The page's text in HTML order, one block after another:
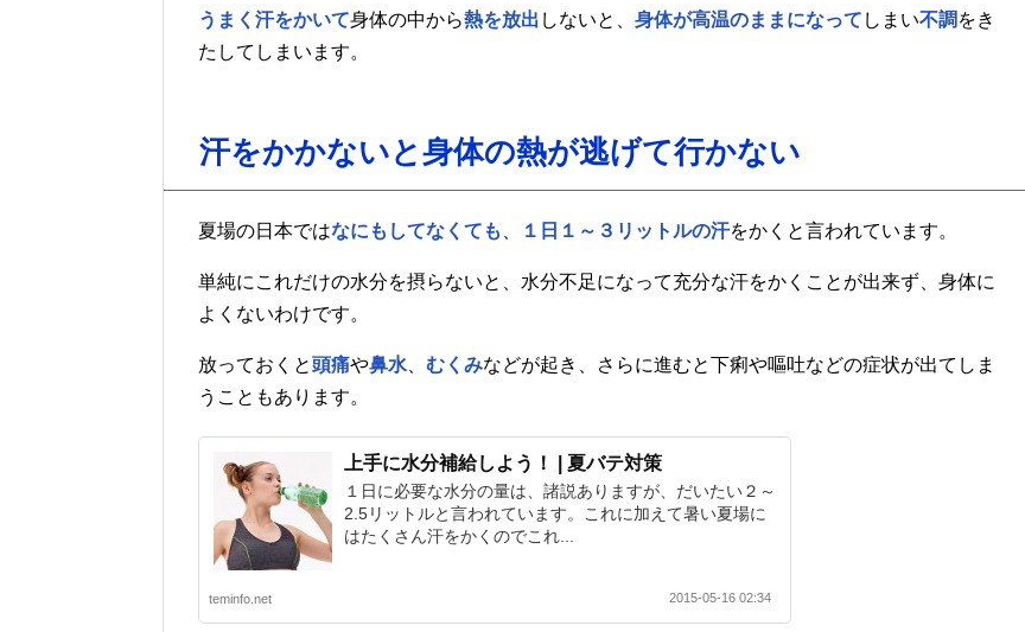
うまく汗をかいて身体の中から熱を放出 しないと、 身体が高温のままになって しまい不調 をき
たしてしまいます。
汗をかかないと身体の熱が逃げて行かない
夏場の日本ではなにもしてなくても １日１～３リットルの汗をかくと言われています。
単純にこれだけの水分を摂らないと、水分不足になって充分な汗をかくことが出来ず、身体に
よくないわけです。
放っておくと頭痛や鼻水 むくみなどが起き、さらに進むと下痢や嘔吐などの症状が出てしま
うこともあります。
上手に水分補給しよう！ | 夏バテ対策
１日に必要な水分の量は、諸説ありますが、だいたい２～
2.5リットルと言われています。これに加えて暑い夏場に
はたくさん汗をかくのでこれ...
teminfo.net 2015-05-16 02:34